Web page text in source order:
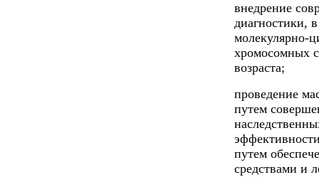
внедрение
диагностики,
молекулярно-
хромосомных
возраста;
проведение
путем
путем
средствами и